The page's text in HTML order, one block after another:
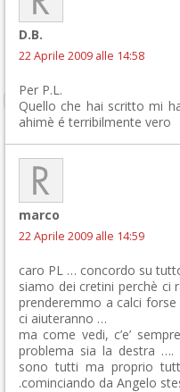
D.B.
22 Aprile 2009 alle 14:58
Per P.L.
Quello che hai scritto mi
ahimè é terribilmente vero
marco
22 Aprile 2009 alle 14:59
caro PL … concordo su
siamo dei cretini perchè ci
prenderemmo a calci
ci aiuteranno …
ma come vedi, c’e’
problema sia la destra ….
sono tutti ma proprio
.cominciando da Angelo